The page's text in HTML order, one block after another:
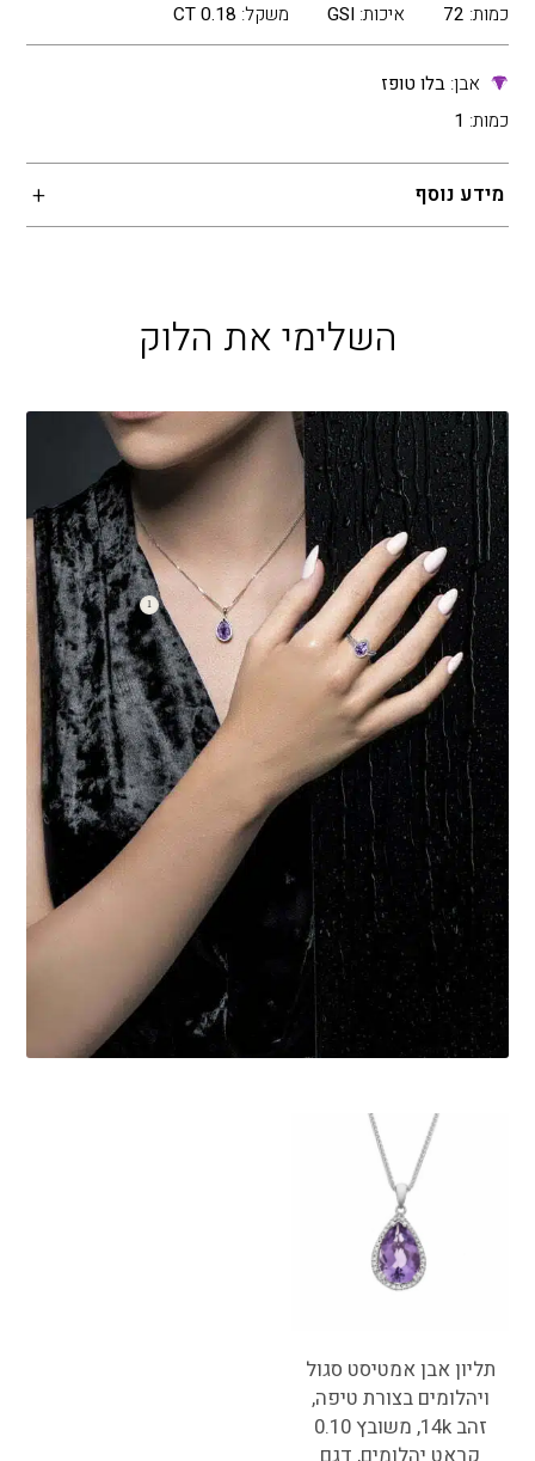
כמות: 72 איכות: GSI משקל: 0.18 CT
אבן:בלו טופז
כמות: 1
מידע נוסף
השלימי את הלוק
תליון אבן אמטיסט סגול
ויהלומים בצורת טיפה,
זהב 14k, משובץ 0.10